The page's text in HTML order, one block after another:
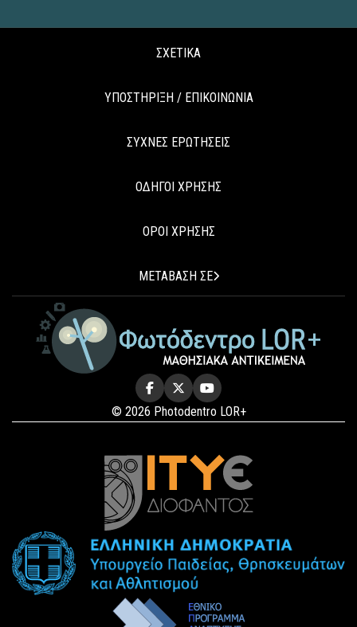
ΣΧΕΤΙΚΑ
ΥΠΟΣΤΗΡΙΞΗ / ΕΠΙΚΟΙΝΩΝΙΑ
ΣΥΧΝΕΣ ΕΡΩΤΗΣΕΙΣ
ΟΔΗΓΟΙ ΧΡΗΣΗΣ
ΟΡΟΙ ΧΡΗΣΗΣ
ΜΕΤΑΒΑΣΗ ΣΕ
© 2026 Photodentro LOR+